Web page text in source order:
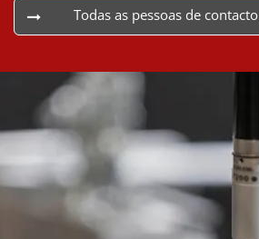
Todas as pessoas de contacto